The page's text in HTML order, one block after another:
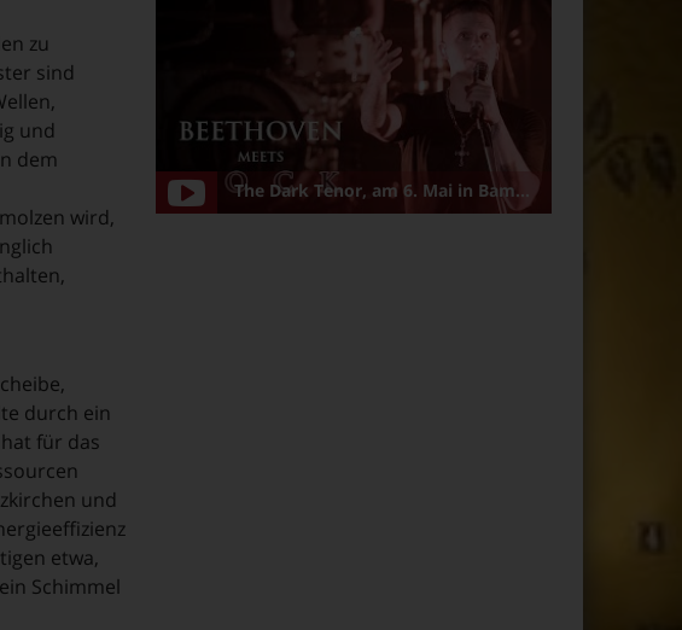
zu
sind
und
dem
wird,
durch ein
für das
und
etwa,
Schimmel
The Dark Tenor, am 6. Mai in Bamberg